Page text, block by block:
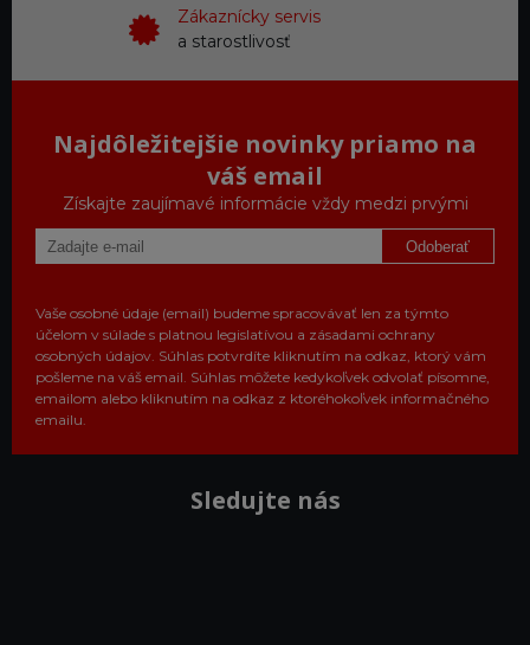
Zákaznícky servis
a starostlivosť
Najdôležitejšie novinky priamo na
váš email
Získajte zaujímavé informácie vždy medzi prvými
Odoberať
Vaše osobné údaje (email) budeme spracovávať len za týmto
účelom v súlade s platnou legislatívou a zásadami ochrany
osobných údajov. Súhlas potvrdíte kliknutím na odkaz, ktorý vám
pošleme na váš email. Súhlas môžete kedykoľvek odvolať písomne,
emailom alebo kliknutím na odkaz z ktoréhokoľvek informačného
emailu.
Sledujte nás